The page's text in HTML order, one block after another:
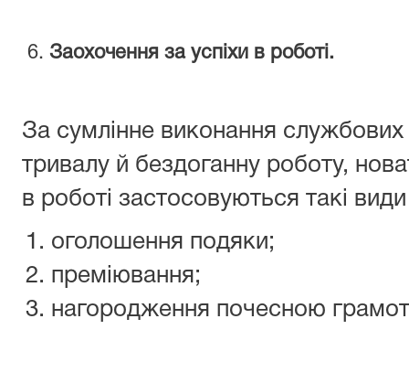
6. Заохочення за успіхи в роботі.
За сумлінне виконання службових
тривалу й бездоганну роботу,
в роботі застосовуються такі
оголошення подяки;
преміювання;
нагородження почесною